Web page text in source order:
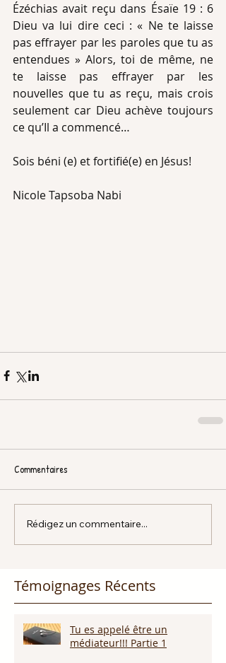
Ézéchias avait reçu dans Ésaïe 19 : 6
Dieu va lui dire ceci : « Ne te laisse
pas effrayer par les paroles que tu as
entendues » Alors, toi de même, ne
te laisse pas effrayer par les
nouvelles que tu as reçu, mais crois
seulement car Dieu achève toujours
ce qu’Il a commencé…
Sois béni (e) et fortifié(e) en Jésus!
Nicole Tapsoba Nabi
Commentaires
Rédigez un commentaire...
Témoignages Récents
Tu es appelé être un
médiateur!!! Partie 1